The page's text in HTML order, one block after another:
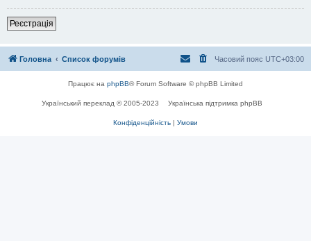
Реєстрація
Головна Список форумів Часовий пояс UTC+03:00
Працює на phpBB® Forum Software © phpBB Limited
Український переклад © 2005-2023 Українська підтримка phpBB
Конфіденційність | Умови